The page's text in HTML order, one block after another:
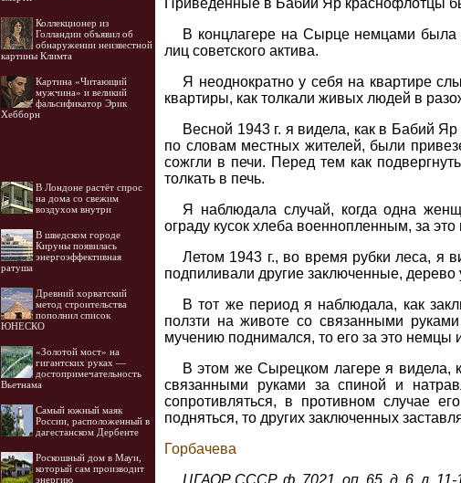
Коллекционер из
Голландии объявил об
обнаружении неизвестной
картины Климта
Картина «Читающий
мужчина» и великий
фальсификатор Эрик
Хебборн
В Лондоне растёт спрос
на дома со свежим
воздухом внутри
В шведском городе
Кируны появилась
энергоэффективная
ратуша
Древний хорватский
метод строительства
пополнил список
ЮНЕСКО
«Золотой мост» на
гигантских руках —
достопримечательность
Вьетнама
Самый южный маяк
России, расположенный в
дагестанском Дербенте
Роскошный дом в Мауи,
который сам производит
энергию
В концлагере на Сырце немцами была
лиц советского актива.
Я неоднократно у себя на квартире
квартиры, как толкали живых людей в
Весной 1943 г. я видела, как в Бабий
по словам местных жителей, были
сожгли в печи. Перед тем как
толкать в печь.
Я наблюдала случай, когда одна
ограду кусок хлеба военнопленным, за
Летом 1943 г., во время рубки леса, я
подпиливали другие заключенные,
В тот же период я наблюдала, как
ползти на животе со связанными
мучению поднимался, то его за это немцы
В этом же Сырецком лагере я видела,
связанными руками за спиной и
сопротивляться, в противном случае
подняться, то других заключенных
Горбачева
ЦГАОР СССР, ф. 7021, оп. 65, д. 6, л. 11-